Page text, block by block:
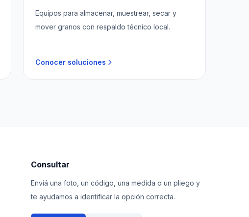
Equipos para almacenar, muestrear, secar y
mover granos con respaldo técnico local.
Conocer soluciones
Consultar
Enviá una foto, un código, una medida o un pliego y
te ayudamos a identificar la opción correcta.